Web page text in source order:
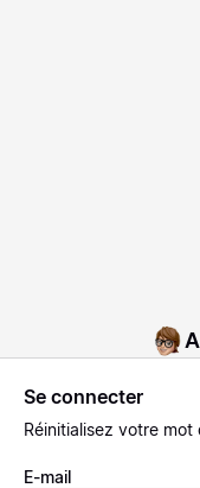
Se connecter
Réinitialisez votre mot
E-mail